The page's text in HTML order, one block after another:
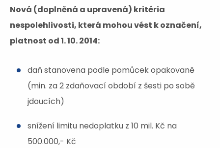
Nová (doplněná a upravená) kritéria
nespolehlivosti, která mohou vést k označení,
platnost od 1. 10. 2014:
daň stanovena podle pomůcek opakovaně
(min. za 2 zdaňovací období z šesti po sobě
jdoucích)
snížení limitu nedoplatku z 10 mil. Kč na
500.000,- Kč